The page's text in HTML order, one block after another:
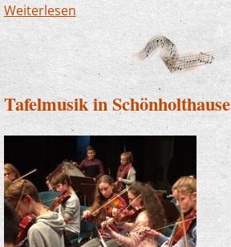
Weiterlesen über Tafelmusik in der
Schönholthausen ein
Tafelmusik in